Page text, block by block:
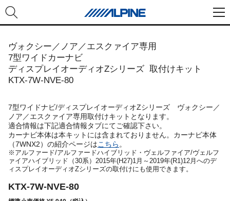
ヴォクシー／ノア／エスクァイア専用
7型ワイドカーナビ
ディスプレイオーディオZシリーズ 取付けキット
KTX-7W-NVE-80
7型ワイドナビ/ディスプレイオーディオZシリーズ ヴォクシー／
ノア／エスクァイア専用取付けキットとなります。
適合情報は下記適合情報タブにてご確認下さい。
カーナビ本体は本キットには含まれておりません。カーナビ本体
（7WNX2）の紹介ページはこちら 。
※アルファード/アルファードハイブリッド・ヴェルファイア/ヴェルフ
ァイアハイブリッド（30系）2015年(H27)1月～2019年(R1)12月へのデ
ィスプレイオーディオZシリーズの取付けにも使用できます。
KTX-7W-NVE-80